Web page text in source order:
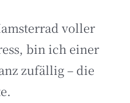
voller
bin ich einer
zufällig – die